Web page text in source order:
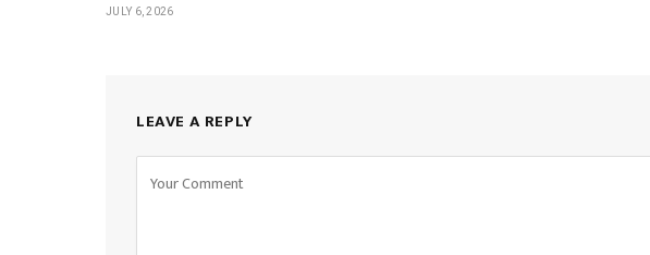
JULY 6, 2026
LEAVE A REPLY